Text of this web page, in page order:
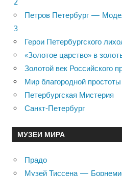
Петров Петербург —
3
Герои Петербургского
«Золотое царство» в
Золотой век Российского
Мир благородной
Петербургская Мистерия
Санкт-Петербург
МУЗЕИ МИРА
Прадо
Музей Тиссена —